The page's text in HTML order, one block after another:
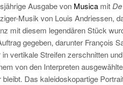
Ausgabe von Musica mit
Musik von Louis Andriessen,
mit diesem legendären Stück
gegeben, darunter François
vertikale Streifen zerschnitten
von den Interpreten
Das kaleidoskopartige